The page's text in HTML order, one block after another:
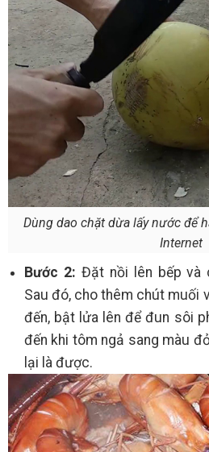
Dùng dao chặt dừa lấy nước để
Internet
Bước 2: Đặt nồi lên bếp và
Sau đó, cho thêm chút muối
đến, bật lửa lên để đun sôi
đến khi tôm ngả sang màu
lại là được.